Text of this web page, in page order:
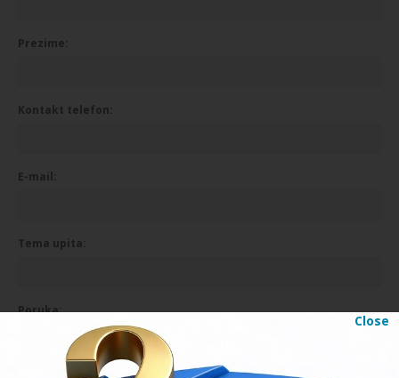
Close
Prezime:
Kontakt telefon:
E-mail:
Tema upita:
Poruka: